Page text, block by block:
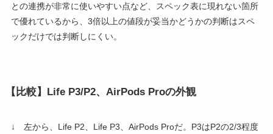
との連携が非常に使いやすい点など、スペック表に現れない箇所
で優れているから、3倍以上の値段が妥当かどうかの判断はスペ
ックだけでは判断しにくい。
【比較】Life P3/P2、AirPods Proの外観
↓ 左から、Life P2、Life P3、AirPods Proだ。P3はP2の2/3程度